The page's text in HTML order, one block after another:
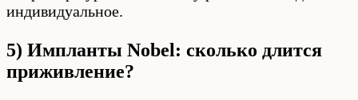
индивидуальное.
5) Импланты Nobel: сколько длится
приживление?